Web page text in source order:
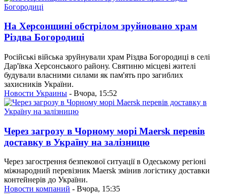
На Херсонщині обстрілом зруйновано храм
Різдва Богородиці
Російські війська зруйнували храм Різдва Богородиці в селі
Дар'ївка Херсонського району. Святиню місцеві жителі
будували власними силами як пам'ять про загиблих
захисників України.
Новости Украины - Вчора, 15:52
Через загрозу в Чорному морі Maersk перевів
доставку в Україну на залізницю
Через загострення безпекової ситуації в Одеському регіоні
міжнародний перевізник Maersk змінив логістику доставки
контейнерів до України.
Новости компаний - Вчора, 15:35